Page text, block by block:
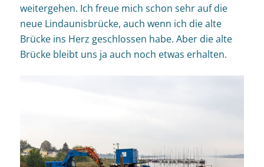
weitergehen. Ich freue mich schon sehr auf die
neue Lindaunisbrücke, auch wenn ich die alte
Brücke ins Herz geschlossen habe. Aber die alte
Brücke bleibt uns ja auch noch etwas erhalten.